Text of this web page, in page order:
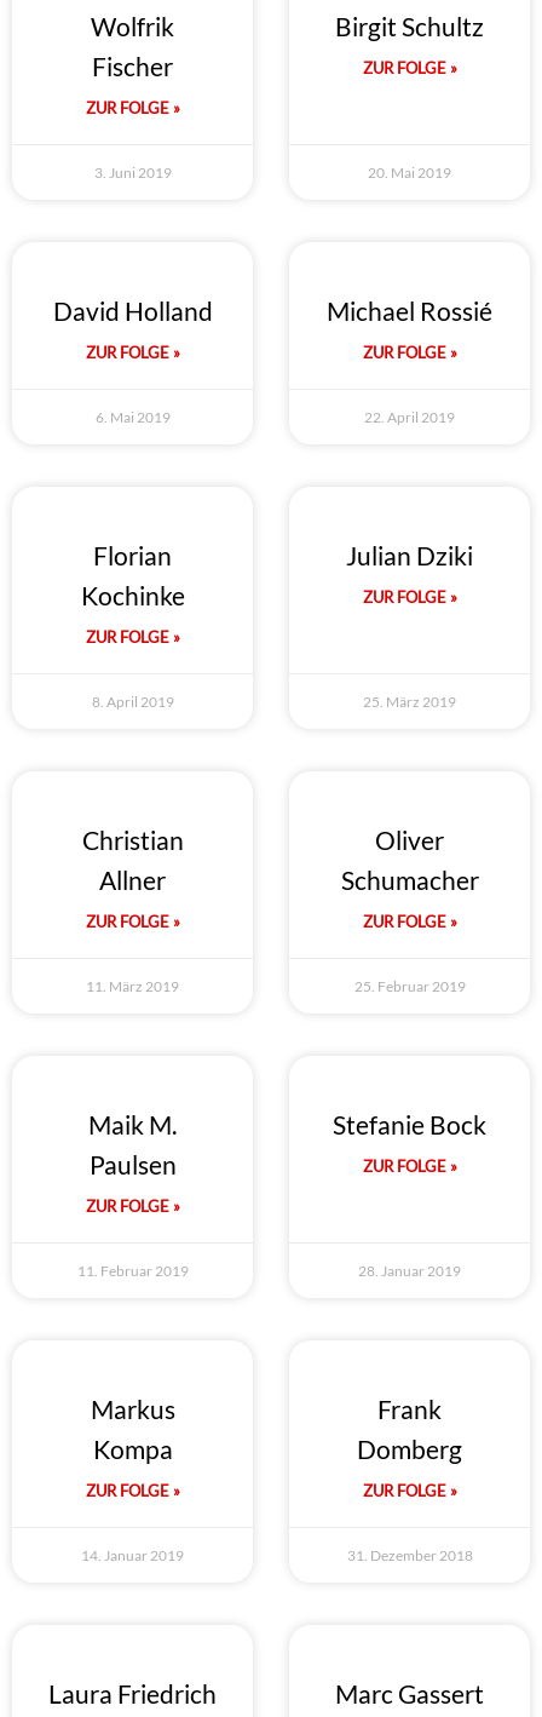
Wolfrik
Fischer
ZUR FOLGE »
3. Juni 2019
Birgit Schultz
ZUR FOLGE »
20. Mai 2019
David Holland
ZUR FOLGE »
6. Mai 2019
Michael Rossié
ZUR FOLGE »
22. April 2019
Florian
Kochinke
ZUR FOLGE »
8. April 2019
Julian Dziki
ZUR FOLGE »
25. März 2019
Christian
Allner
ZUR FOLGE »
11. März 2019
Oliver
Schumacher
ZUR FOLGE »
25. Februar 2019
Maik M.
Paulsen
ZUR FOLGE »
11. Februar 2019
Stefanie Bock
ZUR FOLGE »
28. Januar 2019
Markus
Kompa
ZUR FOLGE »
14. Januar 2019
Frank
Domberg
ZUR FOLGE »
31. Dezember 2018
Laura Friedrich
Marc Gassert